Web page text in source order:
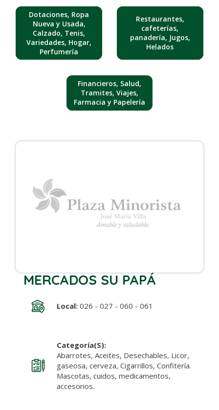
Dotaciones, Ropa
Nueva y Usada,
Calzado, Tenis,
Variedades, Hogar,
Perfumería
Restaurantes,
cafeterías,
panadería, Jugos,
Helados
Financieros, Salud,
Tramites, Viajes,
Farmacia y Papelería
MERCADOS SU PAPÁ
Local:026 - 027 - 060 - 061
Categoría(s):
Abarrotes, Aceites, Desechables, Licor,
gaseosa, cerveza, Cigarrillos, Confitería.
Mascotas, cuidos, medicamentos,
accesorios.